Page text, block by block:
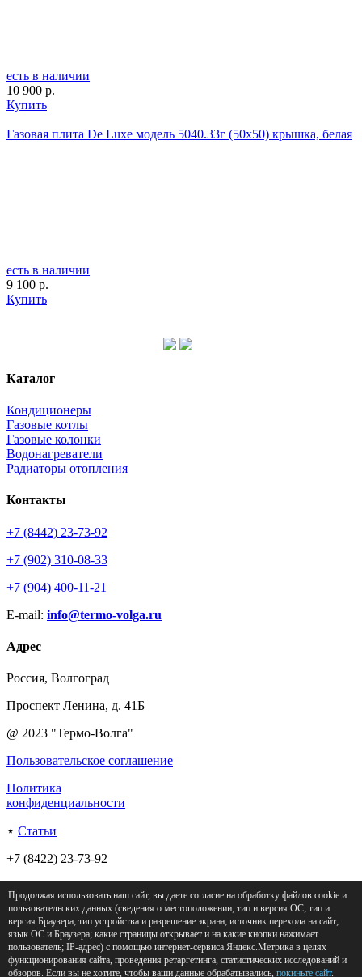
есть в наличии
10 900 р.
Купить
Газовая плита De Luxe модель 5040.33г (50х50) крышка, белая
есть в наличии
9 100 р.
Купить
Каталог
Кондиционеры
Газовые котлы
Газовые колонки
Водонагреватели
Радиаторы отопления
Контакты
+7 (8442) 23-73-92
+7 (902) 310-08-33
+7 (904) 400-11-21
E-mail: info@termo-volga.ru
Адрес
Россия, Волгоград
Проспект Ленина, д. 41Б
@ 2023 "Термо-Волга"
Пользовательское соглашение
Политика
конфиденциальности
⋆ Статьи
+7 (8422) 23-73-92
Проспект Ленина, д. 41Б
@ 2023 "Термо-Волга"
Продолжая использовать наш сайт, вы даете согласие на обработку файлов cookie и
пользовательских данных (сведения о местоположении; тип и версия ОС; тип и
версия Браузера; тип устройства и разрешение экрана; источник перехода на сайт;
язык ОС и Браузера; какие страницы открывает и на какие кнопки нажимает
пользователь; IP‑адрес) с помощью интернет‑сервиса Яндекс.Метрика в целях
функционирования сайта, проведения ретаргетинга, статистических исследований и
обзоров. Если вы не хотите, чтобы ваши данные обрабатывались, покиньте сайт.